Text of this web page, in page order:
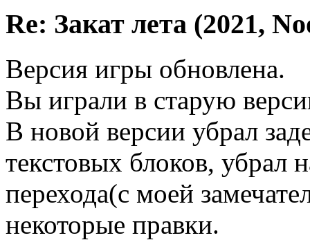
Re: Закат лета (2021,
Версия игры обновлена.
Вы играли в старую
В новой версии убрал
текстовых блоков, убрал
перехода(с моей
некоторые правки.